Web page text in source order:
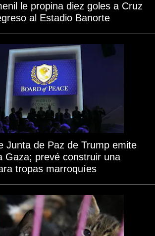
le propina diez goles a Cruz
al Estadio Banorte
Junta de Paz de Trump emite
Gaza; prevé construir una
tropas marroquíes